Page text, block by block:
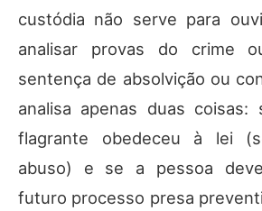
custódia não serve para
analisar provas do crime
sentença de absolvição ou
analisa apenas duas
flagrante obedeceu à lei
abuso) e se a pessoa
futuro processo presa